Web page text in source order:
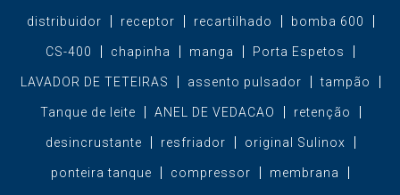
distribuidor receptor recartilhado bomba 600
CS-400 chapinha manga Porta Espetos
LAVADOR DE TETEIRAS assento pulsador tampão
Tanque de leite ANEL DE VEDACAO retenção
desincrustante resfriador original Sulinox
ponteira tanque compressor membrana